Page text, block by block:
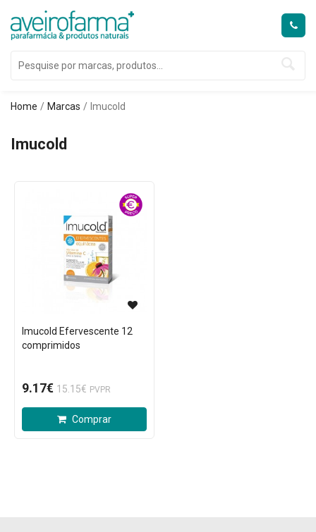
Home Marcas Imucold
Imucold
Imucold Efervescente 12
comprimidos
9.17€ 15.15€ PVPR
Comprar